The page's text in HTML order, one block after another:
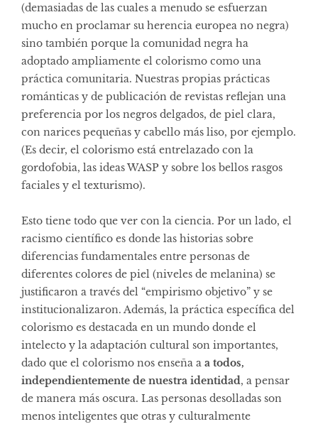
(demasiadas de las cuales a menudo se esfuerzan
mucho en proclamar su herencia europea no negra)
sino también porque la comunidad negra ha
adoptado ampliamente el colorismo como una
práctica comunitaria. Nuestras propias prácticas
románticas y de publicación de revistas reflejan una
preferencia por los negros delgados, de piel clara,
con narices pequeñas y cabello más liso, por ejemplo.
(Es decir, el colorismo está entrelazado con la
gordofobia, las ideas WASP y sobre los bellos rasgos
faciales y el texturismo).
Esto tiene todo que ver con la ciencia. Por un lado, el
racismo científico es donde las historias sobre
diferencias fundamentales entre personas de
diferentes colores de piel (niveles de melanina) se
justificaron a través del “empirismo objetivo” y se
institucionalizaron. Además, la práctica específica del
colorismo es destacada en un mundo donde el
intelecto y la adaptación cultural son importantes,
dado que el colorismo nos enseña a a todos,
independientemente de nuestra identidad , a pensar
de manera más oscura. Las personas desolladas son
menos inteligentes que otras y culturalmente